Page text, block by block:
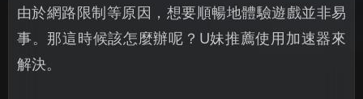
由於網路限制等原因，想要順暢地體驗遊戲並非易
事。那這時候該怎麼辦呢？U妹推薦使用加速器來
解決。